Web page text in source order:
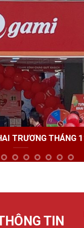
ĐẠI NGHĨA
Đại Nghĩa, Bạch Mai,
VĂN THÁI
Hoàng Văn Thái,
Hà Nội
THÁNG 11/2023
TIN